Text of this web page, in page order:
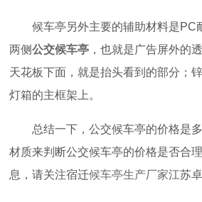
候车亭另外主要的辅助材料是PC
两侧公交候车亭 ，也就是广告屏外的
天花板下面，就是抬头看到的部分；
灯箱的主框架上。
总结一下，公交候车亭的价格是
材质来判断公交候车亭的价格是否合
息，请关注宿迁候车亭生产厂家江苏